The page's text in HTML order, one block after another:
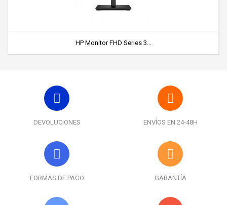
HP Monitor FHD Series 3...
DEVOLUCIONES ENVÍOS EN 24-48H
FORMAS DE PAGO GARANTÍA